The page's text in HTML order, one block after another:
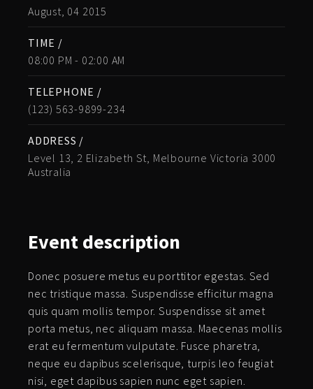
August, 04 2015
TIME /
08:00 PM - 02:00 AM
TELEPHONE /
(123) 563-9899-234
ADDRESS /
Level 13, 2 Elizabeth St, Melbourne Victoria 3000
Australia
Eventdescription
Donec posuere metus eu porttitor egestas. Sed
nec tristique massa. Suspendisse efficitur magna
quis quam mollis tempor. Suspendisse sit amet
porta metus, nec aliquam massa. Maecenas mollis
erat eu fermentum vulputate. Fusce pharetra,
neque eu dapibus scelerisque, turpis leo feugiat
nisi, eget dapibus sapien nunc eget sapien.